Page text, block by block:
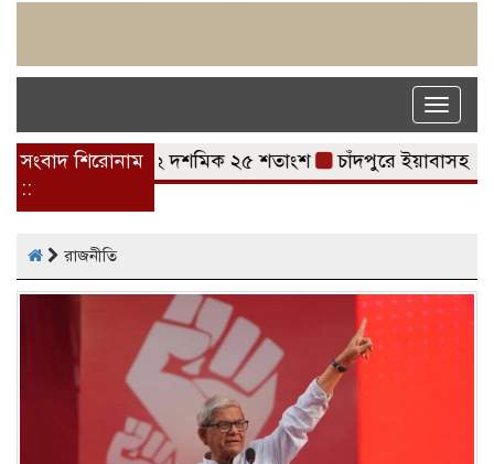
Toggle
সংবাদ শিরোনাম
::
পাসের হার ৬২ দশমিক ২৫ শতাংশ চাঁদপুরে ইয়াবাসহ
রাজনীতি